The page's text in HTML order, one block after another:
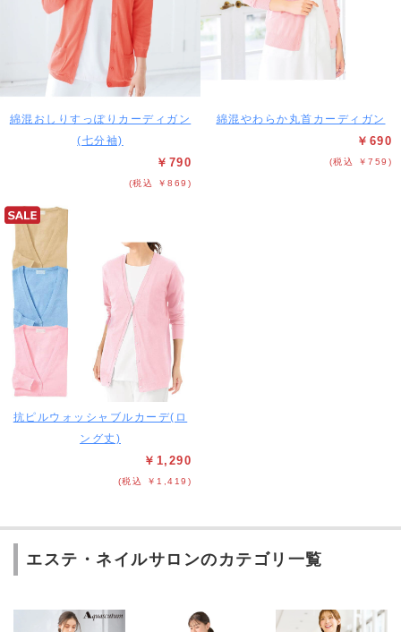
綿混おしりすっぽりカーディガン
(七分袖)
￥790
(税込 ￥869)
綿混やわらか丸首カーディガン
￥690
(税込 ￥759)
抗ピルウォッシャブルカーデ(ロ
ング丈)
￥1,290
(税込 ￥1,419)
エステ・ネイルサロンのカテゴリ一覧